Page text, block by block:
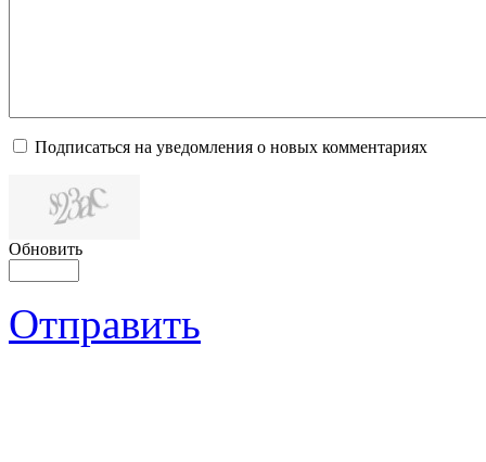
Подписаться на уведомления о новых комментариях
Обновить
Отправить